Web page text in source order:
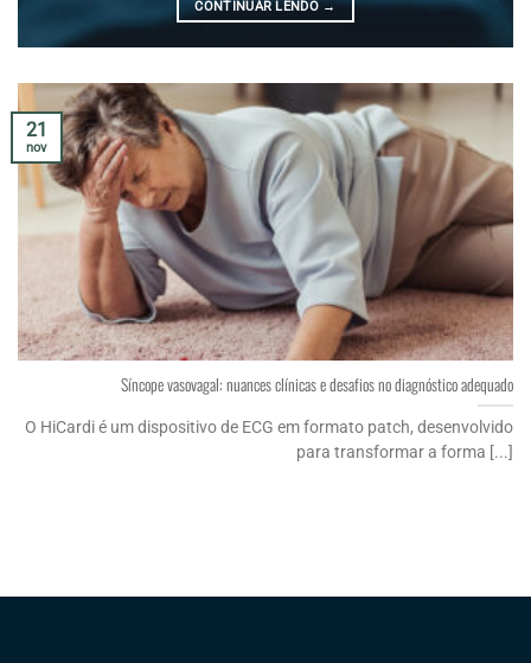
CONTINUAR LENDO →
Síncope vasovagal: nuances clínicas e desafios no diagnóstico adequado
O HiCardi é um dispositivo de ECG em formato patch, desenvolvido
para transformar a forma [...]
21
nov